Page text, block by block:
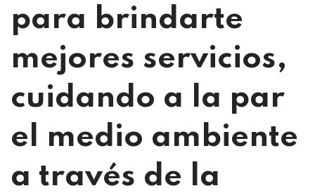
para brindarte
mejores servicios,
cuidando a la par
el medio ambiente
a través de la